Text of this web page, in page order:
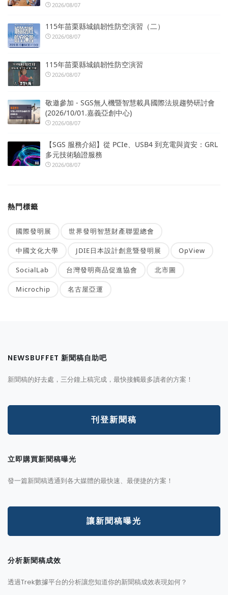
2026/08/07
115年苗栗縣城鎮韌性防空演習（二）
2026/08/07
115年苗栗縣城鎮韌性防空演習
2026/08/07
敬邀參加 - SGS無人機暨智慧載具國際法規趨勢研討會
(2026/10/01.嘉義亞創中心)
2026/08/07
【SGS 服務介紹】從 PCIe、USB4 到充電與資安：GRL
多元技術驗證服務
2026/08/07
熱門標籤
國際發明展 世界發明智慧財產聯盟總會
中國文化大學 JDIE日本設計創意暨發明展 OpView
SocialLab 台灣發明商品促進協會 北市圖
Microchip 名古屋亞運
NEWSBUFFET 新聞稿自助吧
新聞稿的好去處，三分鐘上稿完成，最快接觸最多讀者的方案！
刊登新聞稿
立即購買新聞稿曝光
發一篇新聞稿透通到各大媒體的最快速、最便捷的方案！
讓新聞稿曝光
分析新聞稿成效
透過Trek數據平台的分析讓您知道你的新聞稿成效表現如何？